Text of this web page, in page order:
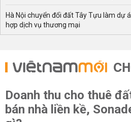
Hà Nội chuyển đổi đất Tây Tựu làm dự
hợp dịch vụ thương mại
Doanh thu cho thuê
bán nhà liền kề,